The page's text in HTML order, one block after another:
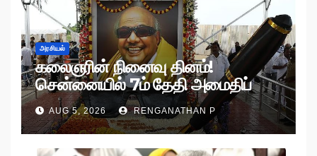
அரசியல்
கலைஞரின் நினைவு தினம்!
சென்னையில் 7ம் தேதி அமைதிப்
பேரணி!
AUG 5, 2026 RENGANATHAN P